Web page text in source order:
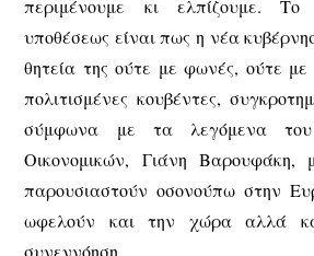
περιμένουμε κι ελπίζουμε.
υποθέσεως είναι πως η νέα
θητεία της ούτε με φωνές, ούτε
πολιτισμένες κουβέντες,
σύμφωνα με τα λεγόμενα
Οικονομικών, Γιάνη
παρουσιαστούν οσονούπω στην
ωφελούν και την χώρα αλλά
συνεννόηση.